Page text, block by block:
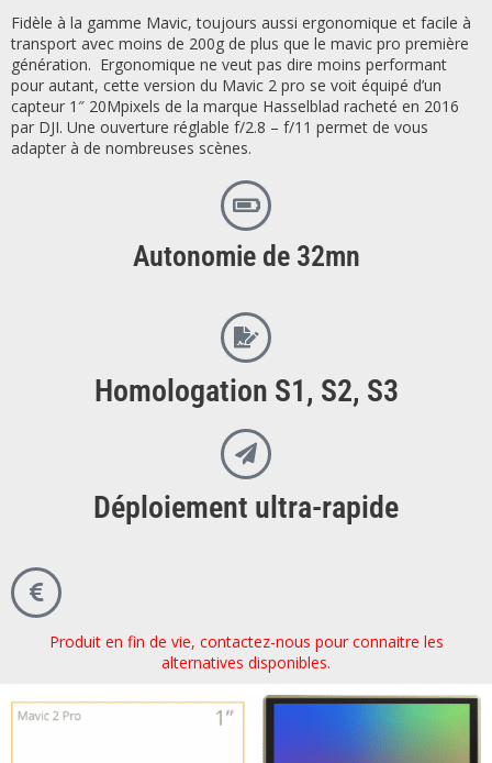
Fidèle à la gamme Mavic, toujours aussi ergonomique et facile à
transport avec moins de 200g de plus que le mavic pro première
génération. Ergonomique ne veut pas dire moins performant
pour autant, cette version du Mavic 2 pro se voit équipé d’un
capteur 1″ 20Mpixels de la marque Hasselblad racheté en 2016
par DJI. Une ouverture réglable f/2.8 – f/11 permet de vous
adapter à de nombreuses scènes.
Autonomie de 32mn
Homologation S1, S2, S3​
Déploiement ultra-rapide
Produit en fin de vie, contactez-nous pour connaitre les
alternatives disponibles.